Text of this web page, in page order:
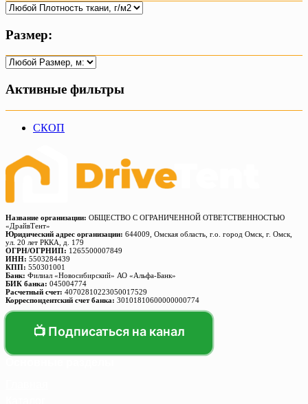
Размер:
Активные фильтры
СКОП
Название организации: ОБЩЕСТВО С ОГРАНИЧЕННОЙ ОТВЕТСТВЕННОСТЬЮ
«ДрайвТент»
Юридический адрес организации: 644009, Омская область, г.о. город Омск, г. Омск,
ул. 20 лет РККА, д. 179
ОГРН/ОГРНИП: 1265500007849
ИНН: 5503284439
КПП: 550301001
Банк: Филиал «Новосибирский» АО «Альфа-Банк»
БИК банка: 045004774
Расчетный счет: 40702810223050017529
Корреспондентский счет банка: 30101810600000000774
📺 Подписаться на канал